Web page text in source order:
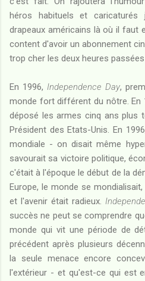
héros habituels et caricaturés
drapeaux américains là où il faut
content d'avoir un abonnement
trop cher les deux heures
En 1996,Independence Day,
monde fort différent du nôtre. En
déposé les armes cinq ans plus
Président des Etats-Unis. En
mondiale - on disait même
savourait sa victoire politique,
c'était à l'époque le début de la
Europe, le monde se
et l'avenir était radieux.
succès ne peut se comprendre
monde qui vit une période de
précédent après plusieurs
la seule menace encore
l'extérieur - et qu'est-ce qui est